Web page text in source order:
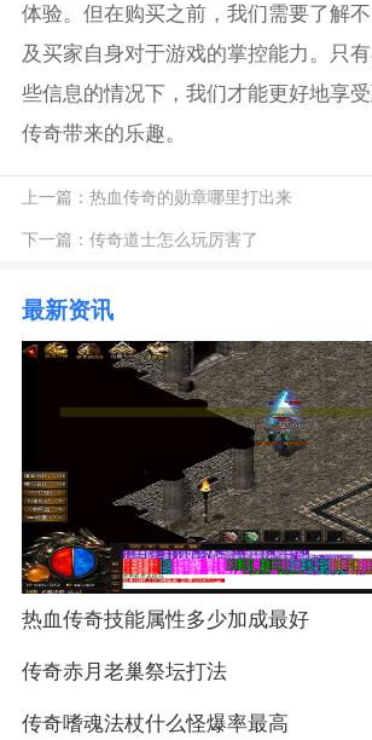
体验。但在购买之前，我们需要了解
及买家自身对于游戏的掌控能力。只
些信息的情况下，我们才能更好地享
传奇带来的乐趣。
上一篇： 热血传奇的勋章哪里打出来
下一篇： 传奇道士怎么玩厉害了
最新资讯
热血传奇技能属性多少加成最好
传奇赤月老巢祭坛打法
传奇嗜魂法杖什么怪爆率最高